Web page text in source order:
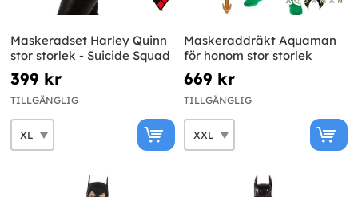
Maskeradset Harley Quinn
stor storlek - Suicide Squad
399 kr
TILLGÄNGLIG
Maskeraddräkt Aquaman
för honom stor storlek
669 kr
TILLGÄNGLIG